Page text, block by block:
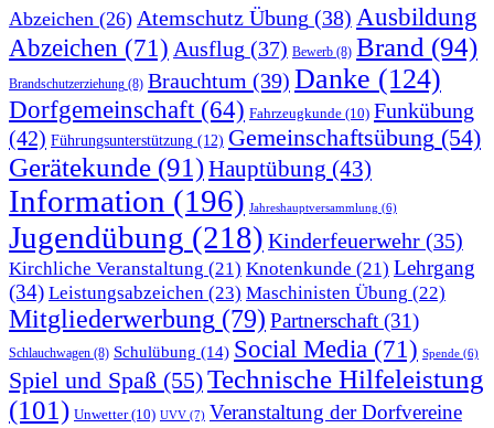
Abzeichen (26) Atemschutz Übung (38) Ausbildung
Abzeichen (71) Ausflug (37) Bewerb (8) Brand (94)
Brandschutzerziehung (8) Brauchtum (39) Danke (124)
Dorfgemeinschaft (64) Fahrzeugkunde (10) Funkübung
(42) Führungsunterstützung (12) Gemeinschaftsübung (54)
Gerätekunde (91)Hauptübung (43)
Information (196) Jahreshauptversammlung (6)
Jugendübung (218) Kinderfeuerwehr (35)
Kirchliche Veranstaltung (21) Knotenkunde (21) Lehrgang
(34) Leistungsabzeichen (23) Maschinisten Übung (22)
Mitgliederwerbung (79) Partnerschaft (31)
Schlauchwagen (8) Schulübung (14) Social Media (71) Spende (6)
Spiel und Spaß (55)Technische Hilfeleistung
(101) Unwetter(10) UVV (7) Veranstaltung der Dorfvereine